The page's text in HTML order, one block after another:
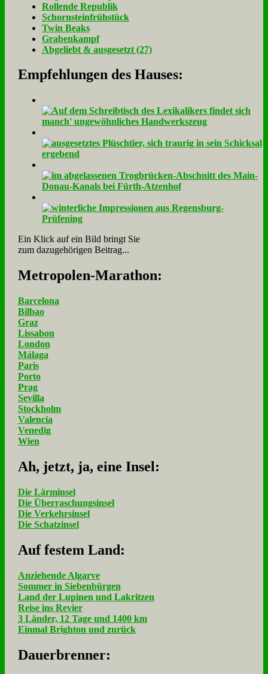
Rol­len­de Re­pu­blik
Schorn­stein­früh­stück
Twin Beaks
Gra­ben­kampf
Ab­ge­liebt & aus­ge­setzt (27)
Empfehlungen des Hauses:
Ein Klick auf ein Bild bringt Sie
zum dazugehörigen Beitrag...
Me­tro­po­len-Ma­ra­thon:
Barcelona
Bilbao
Graz
Lissabon
London
Málaga
Paris
Porto
Prag
Sevilla
Stockholm
Valencia
Venedig
Wien
Ah, jetzt, ja, ei­ne In­sel:
Die Lärminsel
Die Überraschungsinsel
Die Verkehrsinsel
Die Schatzinsel
Auf fe­stem Land:
Anziehende Algarve
Sommer in Siebenbürgen
Land der Lupinen und Lakritzen
Reise ins Revier
3 Länder, 12 Tage und 1400 km
Einmal Brighton und zurück
Dau­er­bren­ner: